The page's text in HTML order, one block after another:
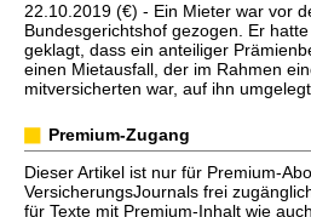
22.10.2019 (€) - Ein Mieter war vor
Bundesgerichtshof gezogen. Er
geklagt, dass ein anteiliger
einen Mietausfall, der im Rahmen
mitversicherten war, auf ihn
Premium-Zugang
Dieser Artikel ist nur für Premium-
VersicherungsJournals frei
für Texte mit Premium-Inhalt wie